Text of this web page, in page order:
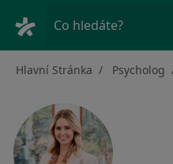
Co hledáte?
Hlavní Stránka Psycholog